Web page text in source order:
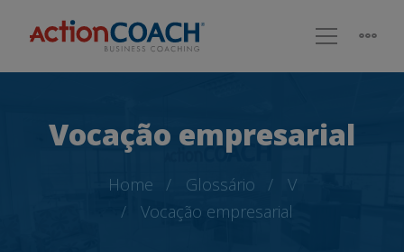
Vocação empresarial
Home Glossário
V
Vocação empresarial